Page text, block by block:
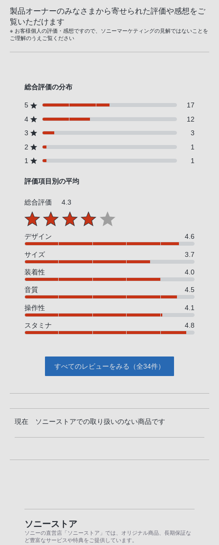
製品オーナーのみなさまから寄せられた評価や感想をご
覧いただけます
※ お客様個人の評価・感想ですので、ソニーマーケティングの見解ではないことを
ご理解のうえご覧ください
総合評価の分布
5
17
4
12
3
3
2
1
1
1
評価項目別の平均
総合評価 4.3
デザイン 4.6
サイズ 3.7
装着性 4.0
音質 4.5
操作性 4.1
スタミナ 4.8
すべてのレビューをみる（全34件）
現在 ソニーストアでの取り扱いのない商品です
ソニーストア
ソニーの直営店「ソニーストア」では、オリジナル商品、長期保証な
ど豊富なサービスや特典をご提供しています。